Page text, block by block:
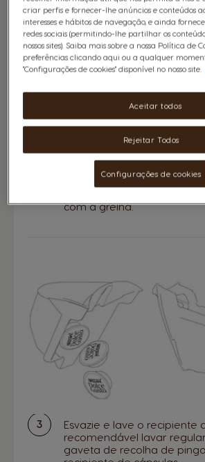
Esvazie a gaveta de
com a grelha.
Esvazie e lave o recipiente
recomendável lavar
gaveta de recolha de
criar perfis e fornecer-lhe anúncios e conteúdos
interesses e hábitos de navegação, e ainda
redes sociais (permitindo-lhe partilhar os
nossos sites). Saiba mais sobre a nossa Política de
preferências clicando aqui ou a qualquer
"Configurações de cookies" disponível no nosso site.
Rejeitar Todos
Aceitar todos
Configurações de cookies